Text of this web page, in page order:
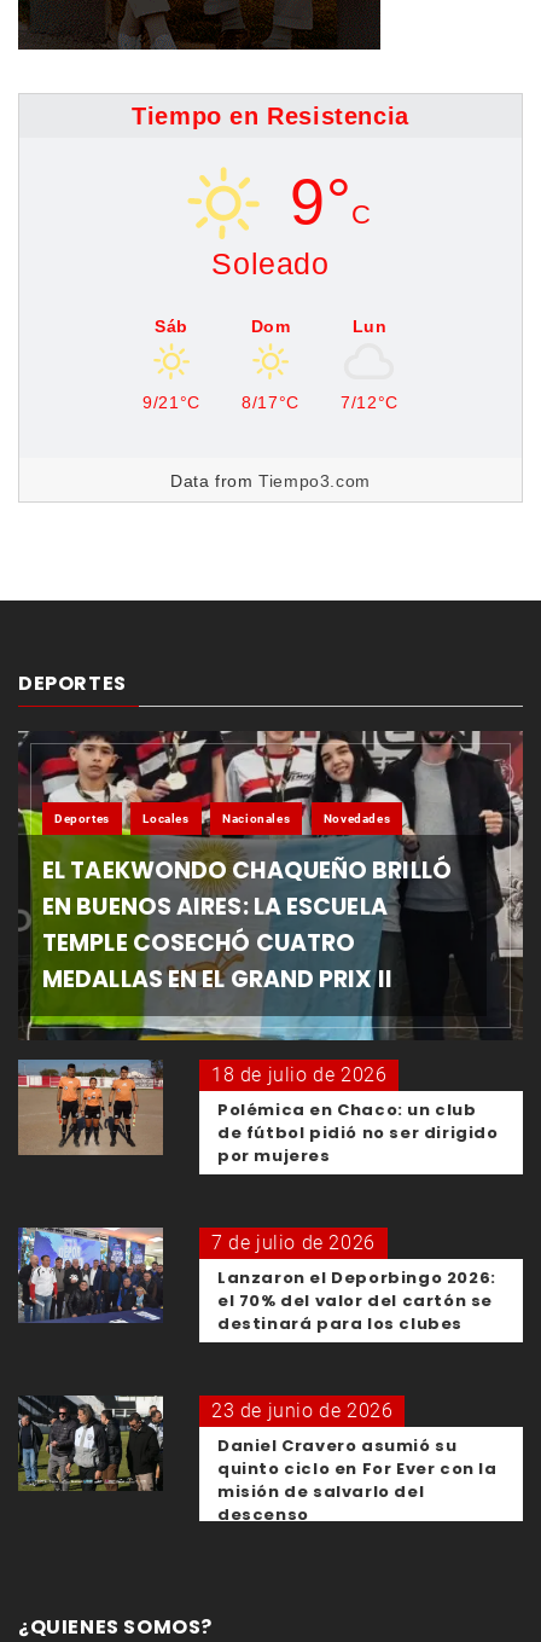
Tiempo en Resistencia
9°C
Soleado
Sáb
9/21°C
Dom
8/17°C
Lun
7/12°C
Data fromTiempo3.com
DEPORTES
Deportes Locales Nacionales Novedades
EL TAEKWONDO CHAQUEÑO BRILLÓ
EN BUENOS AIRES: LA ESCUELA
TEMPLE COSECHÓ CUATRO
MEDALLAS EN EL GRAND PRIX II
18 de julio de 2026
Polémica en Chaco: un club
de fútbol pidió no ser dirigido
por mujeres
7 de julio de 2026
Lanzaron el Deporbingo 2026:
el 70% del valor del cartón se
destinará para los clubes
23 de junio de 2026
Daniel Cravero asumió su
quinto ciclo en For Ever con la
misión de salvarlo del
descenso
¿QUIENES SOMOS?